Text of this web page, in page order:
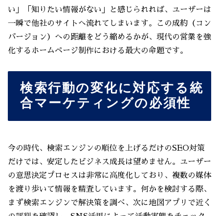
い」「知りたい情報がない」と感じられれば、ユーザーは
一瞬で他社のサイトへ流れてしまいます。この成約（コン
バージョン）への距離をどう縮めるかが、現代の営業を強
化するホームページ制作における最大の命題です。
検索行動の変化に対応する統
合マーケティングの必須性
今の時代、検索エンジンの順位を上げるだけのSEO対策
だけでは、安定したビジネス成長は望めません。ユーザー
の意思決定プロセスは非常に高度化しており、複数の媒体
を渡り歩いて情報を精査しています。何かを検討する際、
まず検索エンジンで解決策を調べ、次に地図アプリで近く